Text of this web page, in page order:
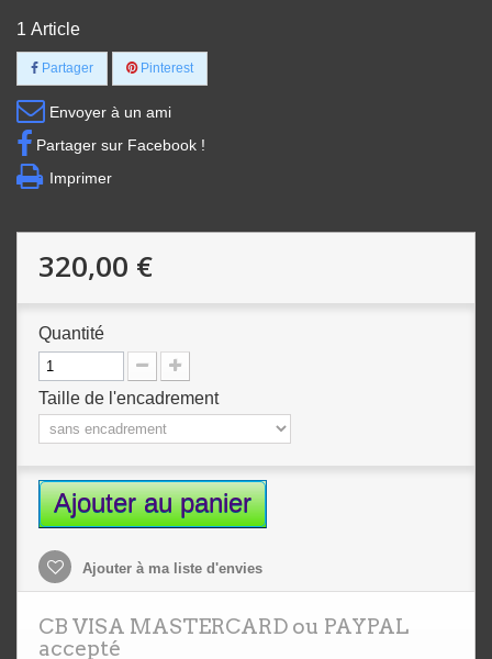
1 Article
Partager Pinterest
Envoyer à un ami
Partager sur Facebook !
Imprimer
320,00 €
Quantité
Taille de l'encadrement
Ajouter au panier
Ajouter à ma liste d'envies
CB VISA MASTERCARD ou PAYPAL
accepté